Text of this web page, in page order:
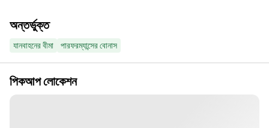
অন্তর্ভুক্ত
যানবাহনের বীমা পারফরম্যান্সের বোনাস
পিকআপ লোকেশন